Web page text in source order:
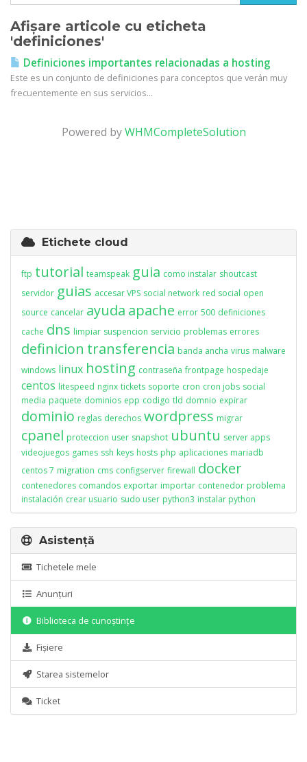
Afișare articole cu eticheta
'definiciones'
Definiciones importantes relacionadas a hosting
Este es un conjunto de definiciones para conceptos que verán muy
frecuentemente en sus servicios...
Powered byWHMCompleteSolution
Etichete cloud
ftp tutorial teamspeak guia como instalar shoutcast
servidor guias accesar VPS social network red social open
source cancelar ayuda apache error 500 definiciones
cache dns limpiar suspencion servicio problemas errores
definicion transferencia banda ancha virus malware
windows linux hosting contraseña frontpage hospedaje
centos litespeed nginx tickets soporte cron cron jobs social
media paquete dominios epp codigo tld domnio expirar
dominio reglas derechos wordpress migrar
cpanel proteccion user snapshot ubuntu server apps
videojuegos games ssh keys hosts php aplicaciones mariadb
centos 7 migration cms configserver firewall docker
contenedores comandos exportar importar contenedor problema
instalación crear usuario sudo user python3 instalar python
Asistență
Tichetele mele
Anunțuri
Biblioteca de cunoștințe
Fișiere
Starea sistemelor
Ticket